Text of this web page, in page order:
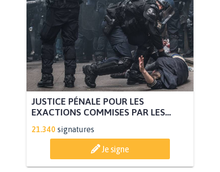
JUSTICE PÉNALE POUR LES
EXACTIONS COMMISES PAR LES...
21.340 signatures
Je signe